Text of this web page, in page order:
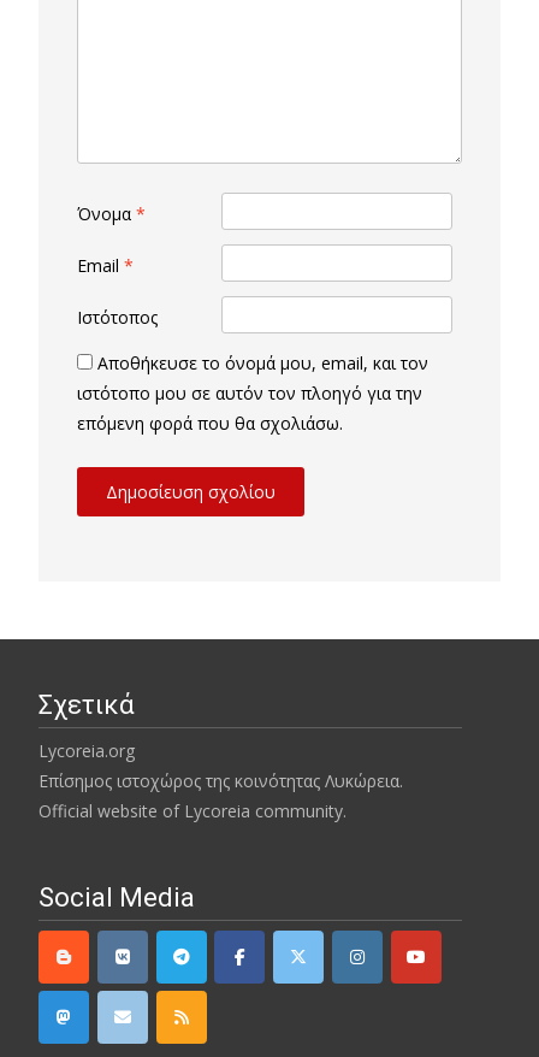
Όνομα *
Email *
Ιστότοπος
Αποθήκευσε το όνομά μου, email, και τον
ιστότοπο μου σε αυτόν τον πλοηγό για την
επόμενη φορά που θα σχολιάσω.
Σχετικά
Lycoreia.org
Επίσημος ιστοχώρος της κοινότητας Λυκώρεια.
Official website of Lycoreia community.
Social Media